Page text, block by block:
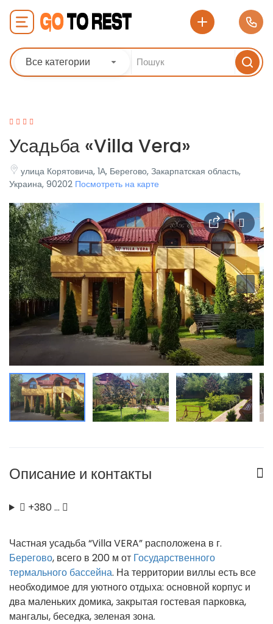
Все категории
Усадьба «Villa Vera»
улица Корятовича, 1А, Берегово, Закарпатская область,
Украина, 90202 Посмотреть на карте
Описание и контакты
+380 …
Частная усадьба “Villa VERA” расположена в г.
Берегово, всего в 200 м от Государственного
термального бассейна. На территории виллы есть все
необходимое для уютного отдыха: основной корпус и
два маленьких домика, закрытая гостевая парковка,
мангалы, беседка, зеленая зона.